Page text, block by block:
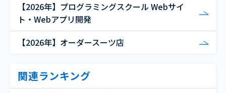
【2026年】プログラミングスクール Webサイ
ト・Webアプリ開発
【2026年】オーダースーツ店
関連ランキング